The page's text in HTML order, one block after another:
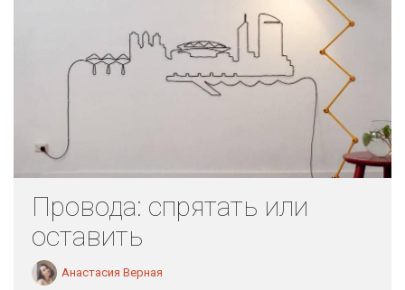
Провода: спрятать или
оставить
Анастасия Верная